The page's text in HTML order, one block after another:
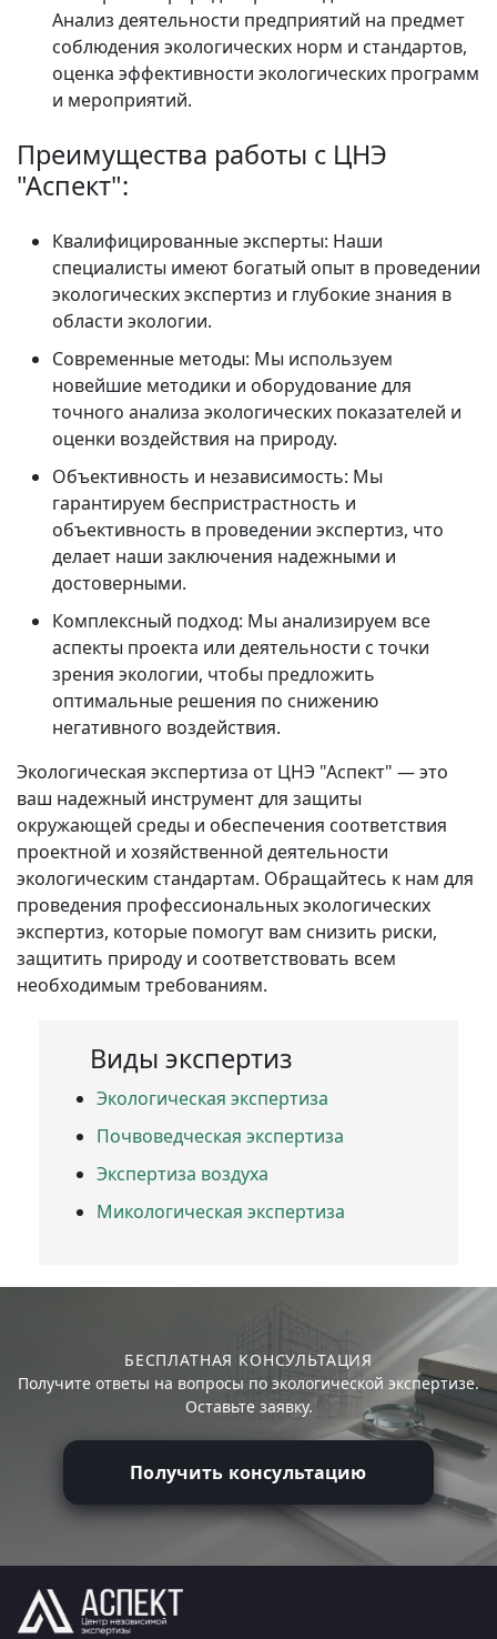
Анализ деятельности предприятий на предмет
соблюдения экологических норм и стандартов,
оценка эффективности экологических программ
и мероприятий.
Преимущества работы с ЦНЭ
"Аспект":
Квалифицированные эксперты: Наши
специалисты имеют богатый опыт в проведении
экологических экспертиз и глубокие знания в
области экологии.
Современные методы: Мы используем
новейшие методики и оборудование для
точного анализа экологических показателей и
оценки воздействия на природу.
Объективность и независимость: Мы
гарантируем беспристрастность и
объективность в проведении экспертиз, что
делает наши заключения надежными и
достоверными.
Комплексный подход: Мы анализируем все
аспекты проекта или деятельности с точки
зрения экологии, чтобы предложить
оптимальные решения по снижению
негативного воздействия.
Экологическая экспертиза от ЦНЭ "Аспект" — это
ваш надежный инструмент для защиты
окружающей среды и обеспечения соответствия
проектной и хозяйственной деятельности
экологическим стандартам. Обращайтесь к нам для
проведения профессиональных экологических
экспертиз, которые помогут вам снизить риски,
защитить природу и соответствовать всем
необходимым требованиям.
Виды экспертиз
Экологическая экспертиза
Почвоведческая экспертиза
Экспертиза воздуха
Микологическая экспертиза
БЕСПЛАТНАЯ КОНСУЛЬТАЦИЯ
Получите ответы на вопросы по экологической экспертизе.
Оставьте заявку.
Получить консультацию